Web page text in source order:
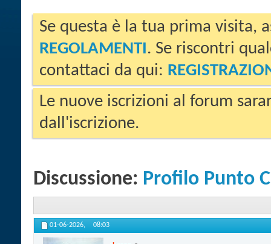
Se questa è la tua prima visita,
REGOLAMENTI. Se riscontri
contattaci da qui:
Le nuove iscrizioni al forum
dall'iscrizione.
Discussione: Profilo Punto
01-06-2026, 08:03